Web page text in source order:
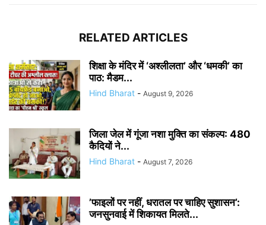
RELATED ARTICLES
शिक्षा के मंदिर में ‘अश्लीलता’ और ‘धमकी’ का
पाठ: मैडम...
Hind Bharat - August 9, 2026
जिला जेल में गूंजा नशा मुक्ति का संकल्प: 480
कैदियों ने...
Hind Bharat - August 7, 2026
​’फाइलों पर नहीं, धरातल पर चाहिए सुशासन’:
जनसुनवाई में शिकायत मिलते...